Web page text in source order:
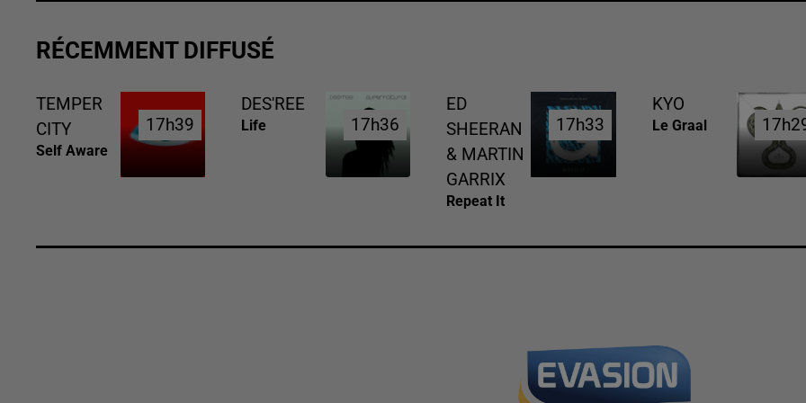
RÉCEMMENT DIFFUSÉ
TEMPER
CITY
Self Aware
17h39
17h39
DES'REE
Life 17h36
17h36
ED
SHEERAN
& MARTIN
GARRIX
Repeat It
17h33
17h33
KYO
Le Graal